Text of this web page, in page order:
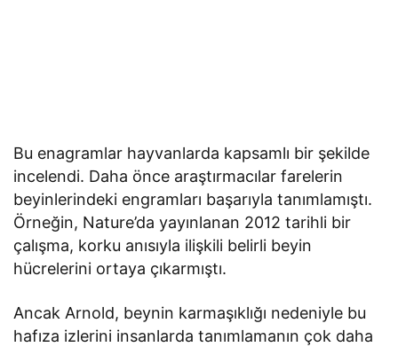
Bu enagramlar hayvanlarda kapsamlı bir şekilde
incelendi. Daha önce araştırmacılar farelerin
beyinlerindeki engramları başarıyla tanımlamıştı.
Örneğin, Nature’da yayınlanan 2012 tarihli bir
çalışma, korku anısıyla ilişkili belirli beyin
hücrelerini ortaya çıkarmıştı.
Ancak Arnold, beynin karmaşıklığı nedeniyle bu
hafıza izlerini insanlarda tanımlamanın çok daha